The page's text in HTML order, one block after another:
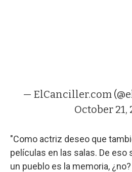
— ElCanciller.com
October 21,
"Como actriz deseo que
películas en las salas. De eso
un pueblo es la memoria,